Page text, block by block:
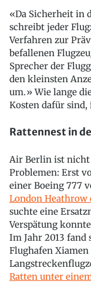
«Da Sicherheit in
schreibt jeder
Verfahren zur
befallenen
Sprecher der
den kleinsten
um.» Wie lange
Kosten dafür
Rattennest in
Air Berlin ist
Problemen: Erst
einer Boeing 777
London Heathrow
suchte eine
Verspätung
Im Jahr 2013
Flughafen
Ratten unter